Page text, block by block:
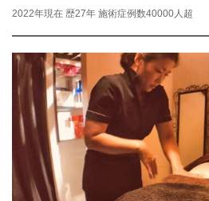
2022年現在 歴27年 施術症例数40000人超